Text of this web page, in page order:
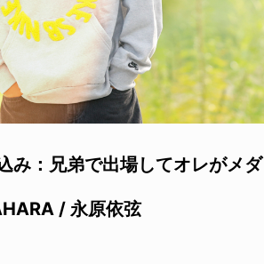
み：兄弟で出場してオレがメダ
/ 永原依弦